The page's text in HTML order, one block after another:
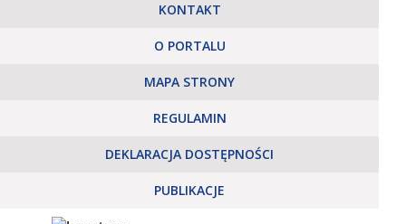
KONTAKT
O PORTALU
MAPA STRONY
REGULAMIN
DEKLARACJA DOSTĘPNOŚCI
PUBLIKACJE